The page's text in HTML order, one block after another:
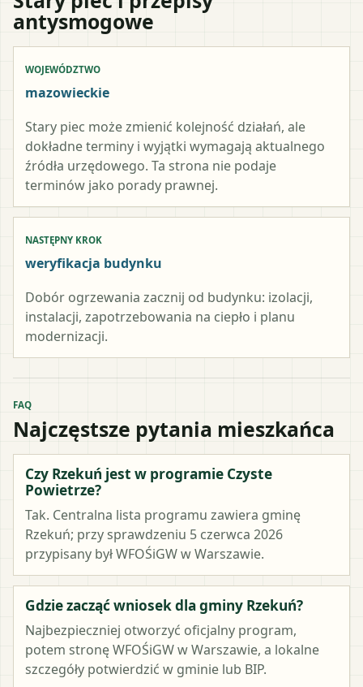
antysmogowe
WOJEWÓDZTWO
mazowieckie
Stary piec może zmienić kolejność działań, ale
dokładne terminy i wyjątki wymagają aktualnego
źródła urzędowego. Ta strona nie podaje
terminów jako porady prawnej.
NASTĘPNY KROK
weryfikacja budynku
Dobór ogrzewania zacznij od budynku: izolacji,
instalacji, zapotrzebowania na ciepło i planu
modernizacji.
FAQ
Najczęstsze pytania mieszkańca
Czy Rzekuń jest w programie Czyste
Powietrze?
Tak. Centralna lista programu zawiera gminę
Rzekuń; przy sprawdzeniu 5 czerwca 2026
przypisany był WFOŚiGW w Warszawie.
Gdzie zacząć wniosek dla gminy Rzekuń?
Najbezpieczniej otworzyć oficjalny program,
potem stronę WFOŚiGW w Warszawie, a lokalne
szczegóły potwierdzić w gminie lub BIP.